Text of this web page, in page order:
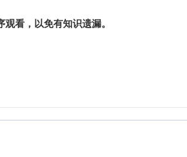
看，以免有知识遗漏。